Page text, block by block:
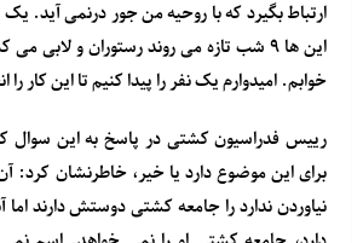
ارتباط بگیرد که با روحیه من جور درنمی آید.
خوابم. امیدوارم یک نفر را پیدا کنیم تا این کار را
رییس فدراسیون کشتی در پاسخ به این سوال
برای این موضوع دارد یا خیر، خاطرنشان
نیاوردن ندارد را جامعه کشتی دوستش دارند